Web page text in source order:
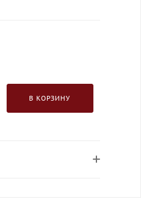
В КОРЗИНУ